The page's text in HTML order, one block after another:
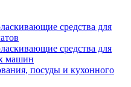
средства для
средства для
машин
посуды и кухонного